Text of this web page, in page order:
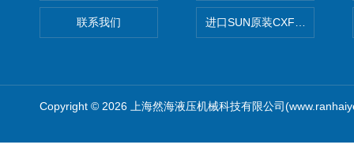
联系我们 进口SUN原装CXFAXCN导压
Copyright © 2026 上海然海液压机械科技有限公司